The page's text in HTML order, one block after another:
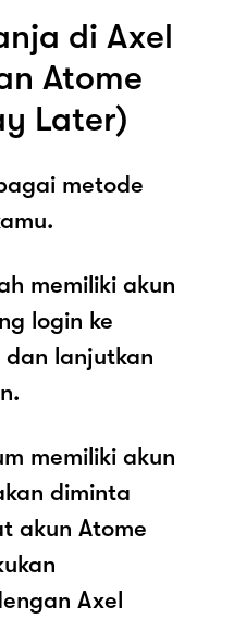
di Axel
Atome
Later)
metode
memiliki akun
login ke
dan lanjutkan
memiliki akun
diminta
akun Atome
Axel